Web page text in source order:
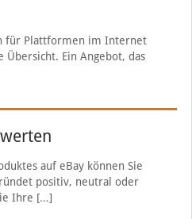
für Plattformen im Internet
Ein Angebot, das
auf eBay können Sie
positiv, neutral oder
Ihre […]